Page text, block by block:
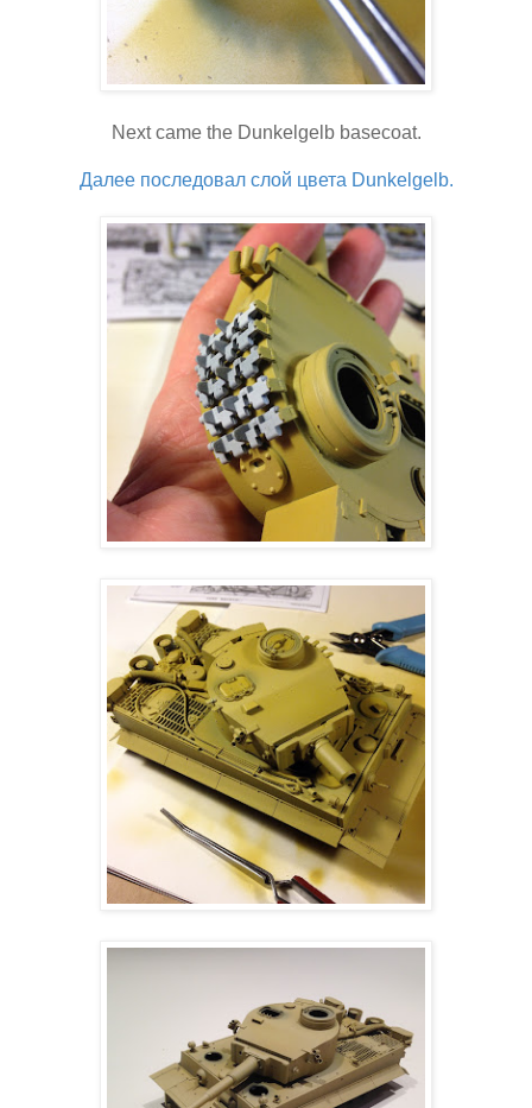
Next came the Dunkelgelb basecoat.
Далее последовал слой цвета Dunkelgelb.